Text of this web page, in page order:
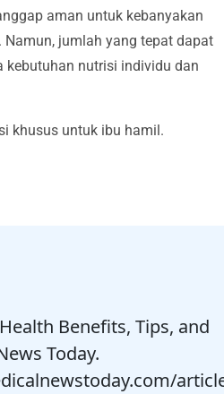
aman untuk kebanyakan
jumlah yang tepat dapat
kebutuhan nutrisi individu dan
khusus untuk ibu hamil.
Benefits, Tips, and
Today.